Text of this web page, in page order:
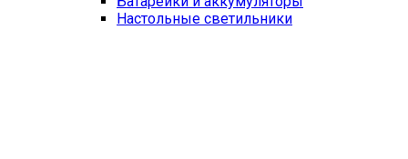
Настольные светильники